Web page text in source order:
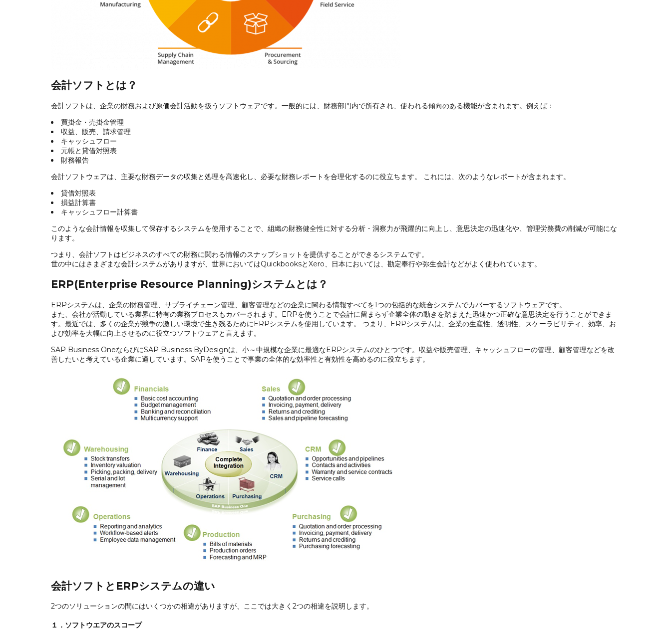
会計ソフトとは？
会計ソフトは、企業の財務および原価会計活動を扱うソフトウェアです。一般的には、財務部門内で所有され、使われる傾向のある機能が含まれます。例えば：
買掛金・売掛金管理
収益、販売、請求管理
キャッシュフロー
元帳と貸借対照表
財務報告
会計ソフトウェアは、主要な財務データの収集と処理を高速化し、必要な財務レポートを合理化するのに役立ちます。 これには、次のようなレポートが含まれます。
貸借対照表
損益計算書
キャッシュフロー計算書
このような会計情報を収集して保存するシステムを使用することで、組織の財務健全性に対する分析・洞察力が飛躍的に向上し、意思決定の迅速化や、管理労務費の削減が可能にな
ります。
つまり、会計ソフトはビジネスのすべての財務に関わる情報のスナップショットを提供することができるシステムです。
世の中にはさまざまな会計システムがありますが、世界においてはQuickbooksとXero、日本においては、勘定奉行や弥生会計などがよく使われています。
ERP(Enterprise Resource Planning)システムとは？
ERPシステムは、企業の財務管理、サプライチェーン管理、顧客管理などの企業に関わる情報すべてを1つの包括的な統合システムでカバーするソフトウェアです。
また、会社が活動している業界に特有の業務プロセスもカバーされます。ERPを使うことで会計に留まらず企業全体の動きを踏まえた迅速かつ正確な意思決定を行うことができま
す。最近では、多くの企業が競争の激しい環境で生き残るためにERPシステムを使用しています。 つまり、ERPシステムは、企業の生産性、透明性、スケーラビリティ、効率、お
よび効率を大幅に向上させるのに役立つソフトウェアと言えます。
SAP Business OneならびにSAP Business ByDesignは、小～中規模な企業に最適なERPシステムのひとつです。収益や販売管理、キャッシュフローの管理、顧客管理などを改
善したいと考えている企業に適しています。SAPを使うことで事業の全体的な効率性と有効性を高めるのに役立ちます。
会計ソフトとERPシステムの違い
2つのソリューションの間にはいくつかの相違がありますが、ここでは大きく2つの相違を説明します。
１．ソフトウエアのスコープ